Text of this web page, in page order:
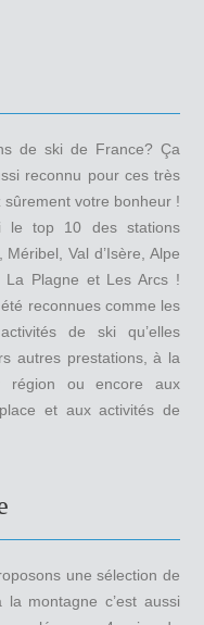
de ski de France? Ça
reconnu pour ces très
votre bonheur !
le top 10 des stations
Val d’Isère, Alpe
La Plagne et Les Arcs !
reconnues comme les
de ski qu’elles
autres prestations, à la
région ou encore aux
et aux activités de
une sélection de
montagne c’est aussi